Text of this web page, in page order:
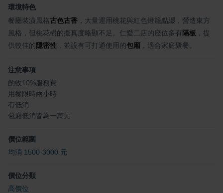
環境特色
餐廳裝潢風格古色古香 ，大量運用桃花與紅色燈籠點綴，營造東方
風格，但桃花樹的擬真度略顯不足。仁愛二店的座位多有 隔板 ，提
供較佳的隱密性 ，並設有可打通使用的包廂 ，適合家庭聚餐。
注意事項
酌收10%服務費
用餐限時兩小時
有低消
包廂低消皆為一萬元
價位範圍
均消 1500-3000 元
價位分類
高價位